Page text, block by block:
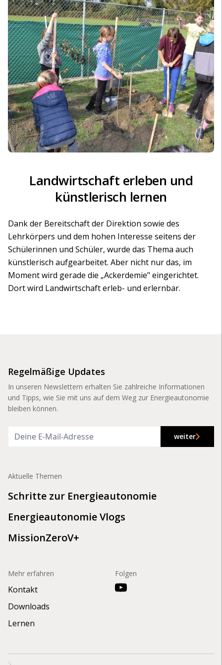
Ines Bacher
Landwirtschaft erleben und
künstlerisch lernen
Dank der Bereitschaft der Direktion sowie des
Lehrkörpers und dem hohen Interesse seitens der
Schülerinnen und Schüler, wurde das Thema auch
künstlerisch aufgearbeitet. Aber nicht nur das, im
Moment wird gerade die „Ackerdemie" eingerichtet.
Dort wird Landwirtschaft erleb- und erlernbar.
Regelmäßige Updates
In unseren Newslettern erhalten Sie zahlreiche Informationen
und Tipps, wie Sie mit uns auf dem Weg zur Energieautonomie
bleiben können.
weiter
Aktuelle Themen
Schritte zur Energieautonomie
Energieautonomie Vlogs
MissionZeroV+
Mehr erfahren
Kontakt
Downloads
Lernen
Folgen